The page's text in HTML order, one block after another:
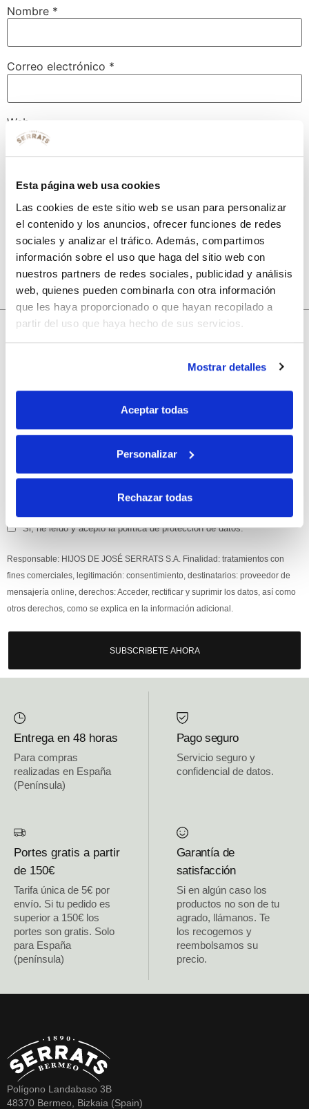
Esta página web usa cookies
Las cookies de este sitio web se usan para personalizar
el contenido y los anuncios, ofrecer funciones de redes
sociales y analizar el tráfico. Además, compartimos
información sobre el uso que haga del sitio web con
nuestros partners de redes sociales, publicidad y análisis
web, quienes pueden combinarla con otra información
que les haya proporcionado o que hayan recopilado a
partir del uso que haya hecho de sus servicios.
Mostrar detalles
Aceptar todas
Personalizar
Rechazar todas
Nombre *
Correo electrónico *
Web
Guarda mi nombre, correo electrónico y web en este
navegador para la próxima vez que comente.
10% de descuento
con tu primera compra.
a nuestra newsletter para recibir nuestras
disfruta deun 10% de descuentoen tu primera compra.
Si, he leído y acepto la política de protección de datos.
Responsable: HIJOS DE JOSÉ SERRATS S.A. Finalidad: tratamientos con
fines comerciales, legitimación: consentimiento, destinatarios: proveedor de
mensajería online, derechos: Acceder, rectificar y suprimir los datos, así como
otros derechos, como se explica en la información adicional.
SUBSCRIBETE AHORA
Entrega en 48 horas
Para compras
realizadas en España
(Península)
Pago seguro
Servicio seguro y
confidencial de datos.
Portes gratis a partir
de 150€
Tarifa única de 5€ por
envío. Si tu pedido es
superior a 150€ los
portes son gratis. Solo
para España
(península)
Garantía de
satisfacción
Si en algún caso los
productos no son de tu
agrado, llámanos. Te
los recogemos y
reembolsamos su
precio.
Polígono Landabaso 3B
48370 Bermeo, Bizkaia (Spain)